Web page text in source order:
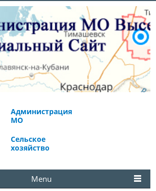
Администрация
МО
Сельское
хозяйство
Menu